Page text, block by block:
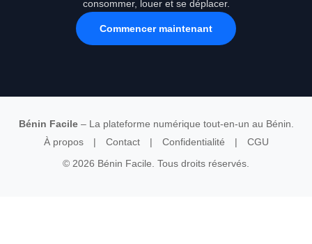
consommer, louer et se déplacer.
Commencer maintenant
Bénin Facile– La plateforme numérique tout-en-un au Bénin.
À propos
| Contact | Confidentialité |
CGU
© 2026 Bénin Facile. Tous droits réservés.